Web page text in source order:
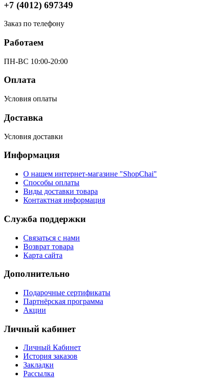
+7 (4012) 697349
Заказ по телефону
Работаем
ПН-ВС 10:00-20:00
Оплата
Условия оплаты
Доставка
Условия доставки
Информация
О нашем интернет-магазине "ShopChai"
Способы оплаты
Виды доставки товара
Контактная информация
Служба поддержки
Связаться с нами
Возврат товара
Карта сайта
Дополнительно
Подарочные сертификаты
Партнёрская программа
Акции
Личный кабинет
Личный Кабинет
История заказов
Закладки
Рассылка